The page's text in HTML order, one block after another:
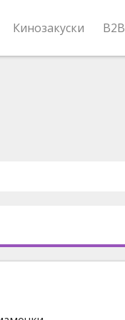
Кинозакуски B2B